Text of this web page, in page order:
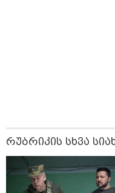
11:13 / 05-08-2026
Hisense
რუბრიკის სხვა